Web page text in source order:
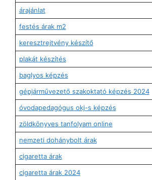
árajánlat
festés árak m2
keresztrejtvény készítő
plakát készítés
baglyos képzés
gépjárművezető szakoktató képzés 2024
óvodapedagógus okj-s képzés
zöldkönyves tanfolyam online
nemzeti dohánybolt árak
cigaretta árak
cigaretta árak 2024